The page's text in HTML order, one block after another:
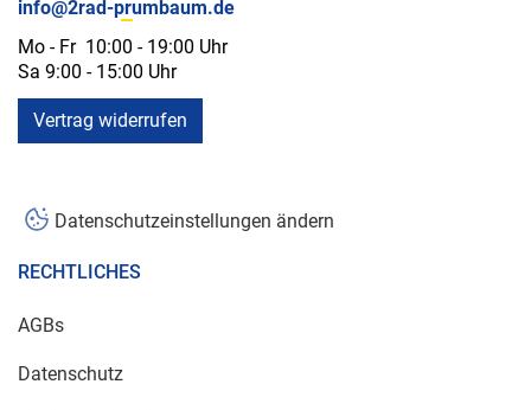
info@2rad-prumbaum.de
Mo - Fr 10:00 - 19:00 Uhr
Sa 9:00 - 15:00 Uhr
Vertrag widerrufen
Datenschutzeinstellungen ändern
RECHTLICHES
AGBs
Datenschutz